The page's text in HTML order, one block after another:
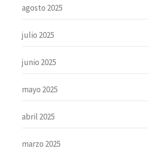
agosto 2025
julio 2025
junio 2025
mayo 2025
abril 2025
marzo 2025